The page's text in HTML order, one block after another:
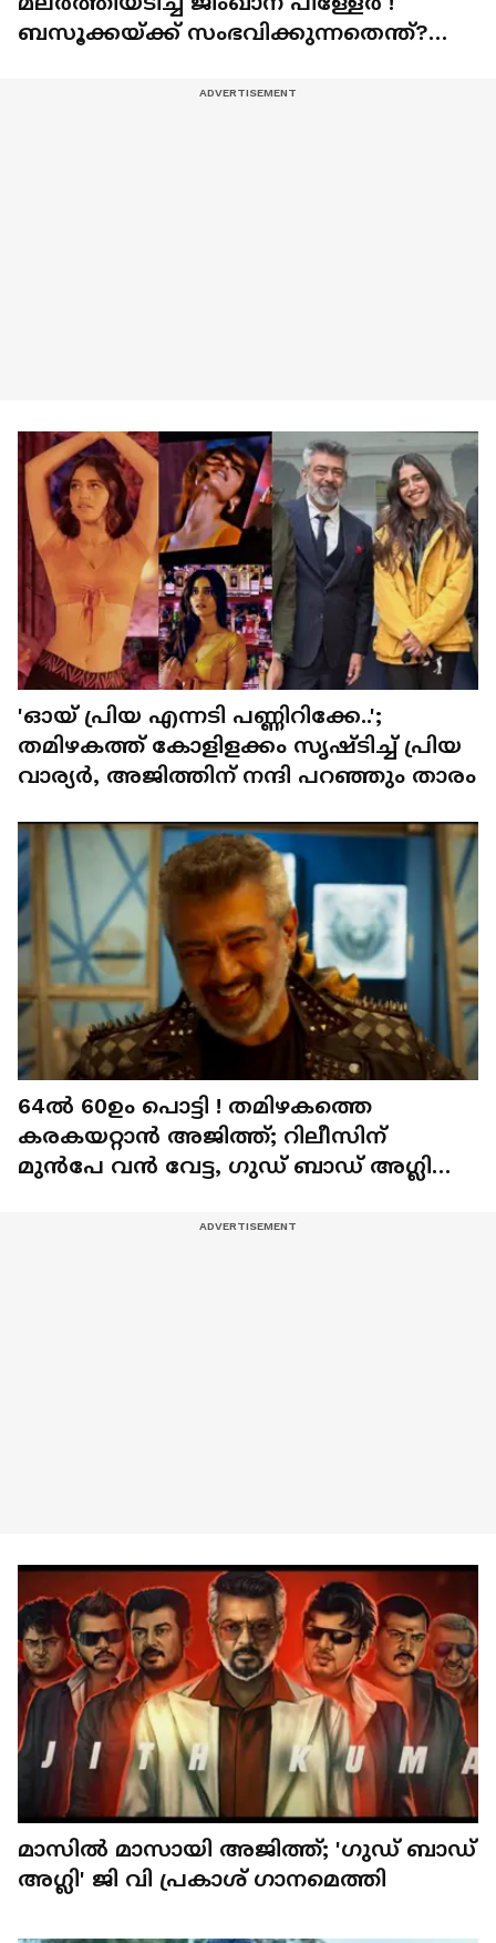
ബസൂക്കയ്ക്ക് സംഭവിക്കുന്നതെന്ത്?
'ഓയ് പ്രിയ എന്നടി പണ്ണിറിക്കേ..';
തമിഴകത്ത് കോളിളക്കം സൃഷ്ടിച്ച് പ്രിയ
വാര്യർ, അജിത്തിന് നന്ദി പറഞ്ഞും താരം
64ൽ 60ഉം പൊട്ടി ! തമിഴകത്തെ
കരകയറ്റാൻ അജിത്ത്; റിലീസിന്
മുൻപേ വൻ വേട്ട, ഗുഡ് ബാഡ് അഗ്ലി
മാസിൽ മാസായി അജിത്ത്; 'ഗുഡ് ബാഡ്
അഗ്ലി' ജി വി പ്രകാശ് ​ഗാനമെത്തി